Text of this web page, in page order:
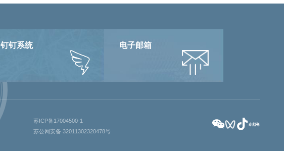
钉钉系统 电子邮箱
苏ICP备17004500-1
苏公网安备 32011302320478号